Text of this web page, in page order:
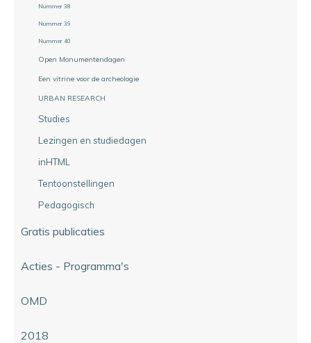
Nummer 38
Nummer 39
Nummer 40
Open Monumentendagen
Een vitrine voor de archeologie
URBAN RESEARCH
Studies
Lezingen en studiedagen
inHTML
Tentoonstellingen
Pedagogisch
Gratis publicaties
Acties - Programma's
OMD
2018